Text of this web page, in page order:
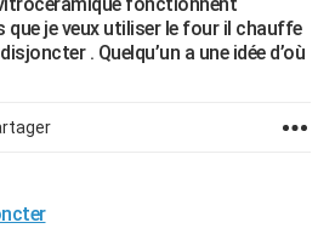
je veux utiliser le four il chauffe
. Quelqu’un a une idée d’où